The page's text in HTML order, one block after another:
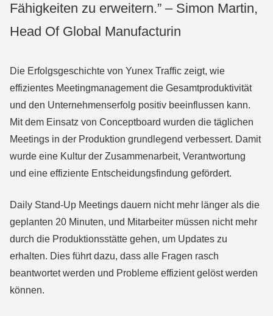
Fähigkeiten zu erweitern.” – Simon Martin,
Head Of Global Manufacturin
Die Erfolgsgeschichte von Yunex Traffic zeigt, wie
effizientes Meetingmanagement die Gesamtproduktivität
und den Unternehmenserfolg positiv beeinflussen kann.
Mit dem Einsatz von Conceptboard wurden die täglichen
Meetings in der Produktion grundlegend verbessert. Damit
wurde eine Kultur der Zusammenarbeit, Verantwortung
und eine effiziente Entscheidungsfindung gefördert.
Daily Stand-Up Meetings dauern nicht mehr länger als die
geplanten 20 Minuten, und Mitarbeiter müssen nicht mehr
durch die Produktionsstätte gehen, um Updates zu
erhalten. Dies führt dazu, dass alle Fragen rasch
beantwortet werden und Probleme effizient gelöst werden
können.